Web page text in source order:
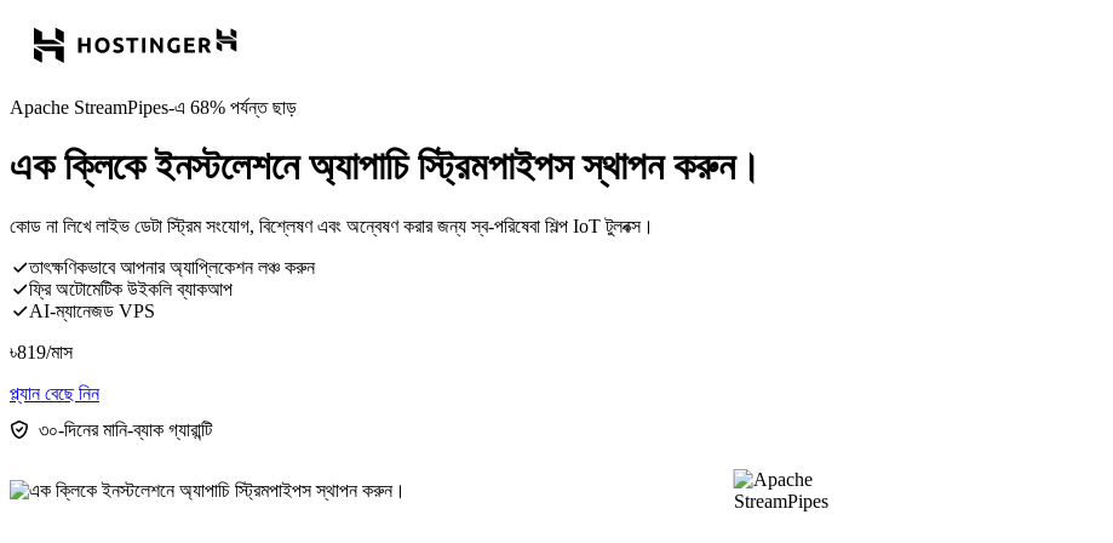
Apache StreamPipes-এ 68% পর্যন্ত ছাড়
এক ক্লিকে ইনস্টলেশনে অ্যাপাচি স্ট্রিমপাইপস স্থাপন করুন।
কোড না লিখে লাইভ ডেটা স্ট্রিম সংযোগ, বিশ্লেষণ এবং অন্বেষণ করার জন্য স্ব-পরিষেবা শিল্প IoT টুলবক্স।
তাৎক্ষণিকভাবে আপনার অ্যাপ্লিকেশন লঞ্চ করুন
ফ্রি অটোমেটিক উইকলি ব্যাকআপ
AI-ম্যানেজড VPS
৳819/মাস
প্ল্যান বেছে নিন
৩০-দিনের মানি-ব্যাক গ্যারান্টি